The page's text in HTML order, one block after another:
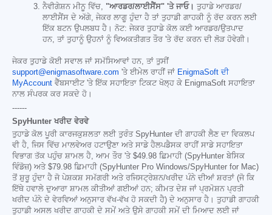
ਨੈਵੀਗੇਸ਼ਨ ਮੀਨੂ ਵਿੱਚ, "ਆਰਡਰ/ਲਾਈਸੈਂਸ" 'ਤੇ ਜਾਓ। ਤੁਹਾਡੇ ਆਰਡਰ/
ਲਾਈਸੈਂਸ ਦੇ ਅੱਗੇ, ਜੇਕਰ ਲਾਗੂ ਹੁੰਦਾ ਹੈ ਤਾਂ ਤੁਹਾਡੀ ਗਾਹਕੀ ਨੂੰ ਰੱਦ ਕਰਨ ਲਈ
ਇੱਕ ਬਟਨ ਉਪਲਬਧ ਹੈ। ਨੋਟ: ਜੇਕਰ ਤੁਹਾਡੇ ਕੋਲ ਕਈ ਆਰਡਰ/ਉਤਪਾਦ
ਹਨ, ਤਾਂ ਤੁਹਾਨੂੰ ਉਹਨਾਂ ਨੂੰ ਵਿਅਕਤੀਗਤ ਤੌਰ 'ਤੇ ਰੱਦ ਕਰਨ ਦੀ ਲੋੜ ਹੋਵੇਗੀ।
ਜੇਕਰ ਤੁਹਾਡੇ ਕੋਈ ਸਵਾਲ ਜਾਂ ਸਮੱਸਿਆਵਾਂ ਹਨ, ਤਾਂ ਤੁਸੀਂ
support@enigmasoftware.com 'ਤੇ ਈਮੇਲ ਰਾਹੀਂ ਜਾਂ EnigmaSoft ਦੀ
MyAccount ਵੈੱਬਸਾਈਟ 'ਤੇ ਇੱਕ ਸਹਾਇਤਾ ਟਿਕਟ ਖੋਲ੍ਹ ਕੇ EnigmaSoft ਸਹਾਇਤਾ
ਨਾਲ ਸੰਪਰਕ ਕਰ ਸਕਦੇ ਹੋ।
------
SpyHunter ਖਰੀਦ ਵੇਰਵੇ
ਤੁਹਾਡੇ ਕੋਲ ਪੂਰੀ ਕਾਰਜਕੁਸ਼ਲਤਾ ਲਈ ਤੁਰੰਤ SpyHunter ਦੀ ਗਾਹਕੀ ਲੈਣ ਦਾ ਵਿਕਲਪ
ਵੀ ਹੈ, ਜਿਸ ਵਿੱਚ ਮਾਲਵੇਅਰ ਹਟਾਉਣਾ ਅਤੇ ਸਾਡੇ ਹੈਲਪਡੈਸਕ ਰਾਹੀਂ ਸਾਡੇ ਸਹਾਇਤਾ
ਵਿਭਾਗ ਤੱਕ ਪਹੁੰਚ ਸ਼ਾਮਲ ਹੈ, ਆਮ ਤੌਰ 'ਤੇ $49.98 ਛਿਮਾਹੀ (SpyHunter ਬੇਸਿਕ
ਵਿੰਡੋਜ਼) ਅਤੇ $79.98 ਛਿਮਾਹੀ (SpyHunter Pro Windows/SpyHunter for Mac)
ਤੋਂ ਸ਼ੁਰੂ ਹੁੰਦਾ ਹੈ ਜੋ ਪੇਸ਼ਕਸ਼ ਸਮੱਗਰੀ ਅਤੇ ਰਜਿਸਟ੍ਰੇਸ਼ਨ/ਖਰੀਦ ਪੰਨੇ ਦੀਆਂ ਸ਼ਰਤਾਂ (ਜੋ ਕਿ
ਇੱਥੇ ਹਵਾਲੇ ਦੁਆਰਾ ਸ਼ਾਮਲ ਕੀਤੀਆਂ ਗਈਆਂ ਹਨ; ਕੀਮਤ ਦੇਸ਼ ਜਾਂ ਪ੍ਰਮੋਸ਼ਨ ਪ੍ਰਤੀ
ਖਰੀਦ ਪੰਨੇ ਦੇ ਵੇਰਵਿਆਂ ਅਨੁਸਾਰ ਵੱਖ-ਵੱਖ ਹੋ ਸਕਦੀ ਹੈ) ਦੇ ਅਨੁਸਾਰ ਹੈ। ਤੁਹਾਡੀ ਗਾਹਕੀ
ਤੁਹਾਡੀ ਅਸਲ ਖਰੀਦ ਗਾਹਕੀ ਦੇ ਸਮੇਂ ਅਤੇ ਉਸੇ ਗਾਹਕੀ ਸਮੇਂ ਦੀ ਮਿਆਦ ਲਈ ਜਾਂ